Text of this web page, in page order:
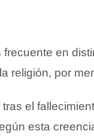
frecuente en
religión, por
el
esta